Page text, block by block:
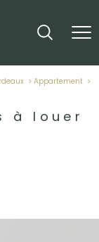
Appartement
à louer